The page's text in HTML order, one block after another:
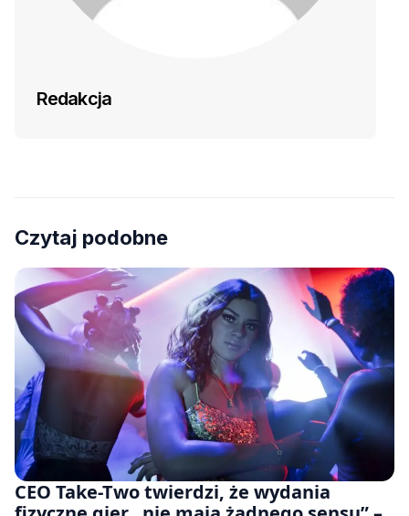
Redakcja
Czytaj podobne
CEO Take-Two twierdzi, że wydania